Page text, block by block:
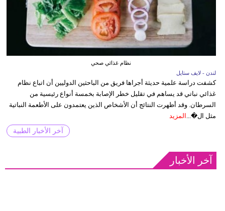
نظام غذائي صحي
لندن - لايف ستايل
كشفت دراسة علمية حديثة أجراها فريق من الباحثين الدوليين أن اتباع نظام
غذائي نباتي قد يساهم في تقليل خطر الإصابة بخمسة أنواع رئيسية من
السرطان. وقد أظهرت النتائج أن الأشخاص الذين يعتمدون على الأطعمة النباتية
مثل ال�...
المزيد
آخر الأخبار الطبية
آخر الأخبار